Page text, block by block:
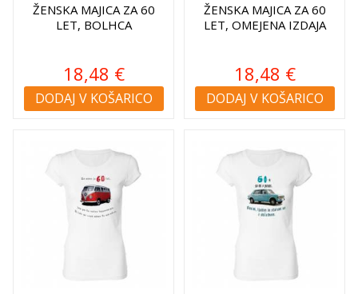
ŽENSKA MAJICA ZA 60
LET, BOLHCA
18,48 €
DODAJ V KOŠARICO
ŽENSKA MAJICA ZA 60
LET, OMEJENA IZDAJA
18,48 €
DODAJ V KOŠARICO